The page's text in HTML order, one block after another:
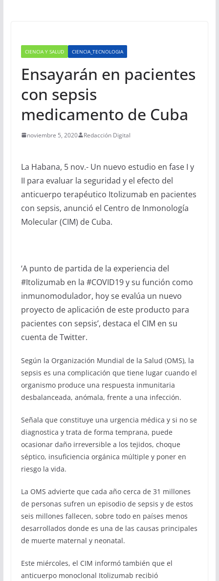
CIENCIA Y SALUD CIENCIA_TECNOLOGIA
Ensayarán en pacientes
con sepsis
medicamento de Cuba
noviembre 5, 2020 Redacción Digital
La Habana, 5 nov.- Un nuevo estudio en fase I y
II para evaluar la seguridad y el efecto del
anticuerpo terapéutico Itolizumab en pacientes
con sepsis, anunció el Centro de Inmonología
Molecular (CIM) de Cuba.
‘A punto de partida de la experiencia del
#Itolizumab en la #COVID19 y su función como
inmunomodulador, hoy se evalúa un nuevo
proyecto de aplicación de este producto para
pacientes con sepsis’, destaca el CIM en su
cuenta de Twitter.
Según la Organización Mundial de la Salud (OMS), la
sepsis es una complicación que tiene lugar cuando el
organismo produce una respuesta inmunitaria
desbalanceada, anómala, frente a una infección.
Señala que constituye una urgencia médica y si no se
diagnostica y trata de forma temprana, puede
ocasionar daño irreversible a los tejidos, choque
séptico, insuficiencia orgánica múltiple y poner en
riesgo la vida.
La OMS advierte que cada año cerca de 31 millones
de personas sufren un episodio de sepsis y de estos
seis millones fallecen, sobre todo en países menos
desarrollados donde es una de las causas principales
de muerte maternal y neonatal.
Este miércoles, el CIM informó también que el
anticuerpo monoclonal Itolizumab recibió